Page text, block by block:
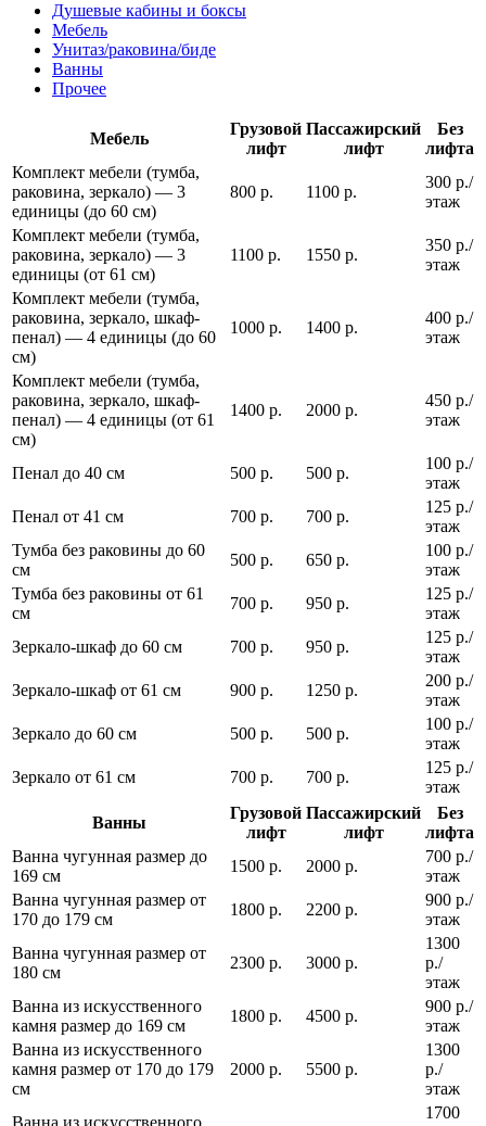
Душевые кабины и боксы
Мебель
Унитаз/раковина/биде
Ванны
Прочее
Мебель
Грузовой
лифт
Пассажирский
лифт
Без
лифта
Комплект мебели (тумба,
раковина, зеркало) — 3
единицы (до 60 см)
800 р. 1100 р.
300 р./
этаж
Комплект мебели (тумба,
раковина, зеркало) — 3
единицы (от 61 см)
1100 р. 1550 р.
350 р./
этаж
Комплект мебели (тумба,
раковина, зеркало, шкаф-
пенал) — 4 единицы (до 60
см)
1000 р. 1400 р.
400 р./
этаж
Комплект мебели (тумба,
раковина, зеркало, шкаф-
пенал) — 4 единицы (от 61
см)
1400 р. 2000 р.
450 р./
этаж
Пенал до 40 см 500 р. 500 р.
100 р./
этаж
Пенал от 41 см
700 р. 700 р.
125 р./
этаж
Тумба без раковины до 60
см
500 р. 650 р.
100 р./
этаж
Тумба без раковины от 61
см
700 р. 950 р.
125 р./
этаж
Зеркало-шкаф до 60 см
700 р. 950 р.
125 р./
этаж
Зеркало-шкаф от 61 см
900 р. 1250 р.
200 р./
этаж
Зеркало до 60 см
500 р. 500 р.
100 р./
этаж
Зеркало от 61 см
700 р. 700 р.
125 р./
этаж
Ванны
Грузовой
лифт
Пассажирский
лифт
Без
лифта
Ванна чугунная размер до
169 см
1500 р. 2000 р.
700 р./
этаж
Ванна чугунная размер от
170 до 179 см
1800 р. 2200 р.
900 р./
этаж
Ванна чугунная размер от
180 см
2300 р. 3000 р.
1300
р./
этаж
Ванна из искусственного
камня размер до 169 см
1800 р. 4500 р.
900 р./
этаж
Ванна из искусственного
камня размер от 170 до 179
см
2000 р. 5500 р.
1300
р./
этаж
1700